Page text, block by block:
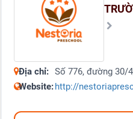
Địa chỉ: Số 776, đường 30/
Website:http://